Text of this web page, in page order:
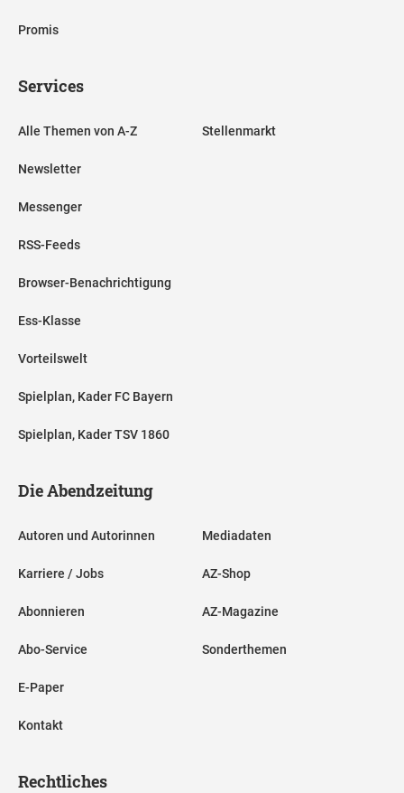
Promis
Services
Alle Themen von A-Z
Newsletter
Messenger
RSS-Feeds
Browser-Benachrichtigung
Ess-Klasse
Vorteilswelt
Spielplan, Kader FC Bayern
Spielplan, Kader TSV 1860
Stellenmarkt
Die Abendzeitung
Autoren und Autorinnen
Karriere / Jobs
Abonnieren
Abo-Service
E-Paper
Kontakt
Mediadaten
AZ-Shop
AZ-Magazine
Sonderthemen
Rechtliches